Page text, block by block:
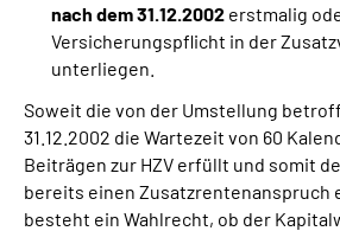
nach dem 31.12.2002 erstmalig
Versicherungspflicht in der
unterliegen.
Soweit die von der Umstellung
31.12.2002 die Wartezeit von 60
Beiträgen zur HZV erfüllt und somit
bereits einen Zusatzrentenanspruch
besteht ein Wahlrecht, ob der